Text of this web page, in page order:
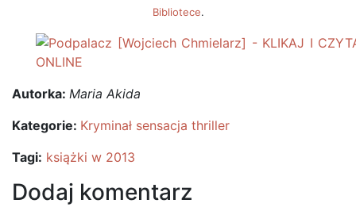
Bibliotece.
Autorka: Maria Akida
Kategorie: Kryminał sensacja thriller
Tagi: książki w 2013
Dodaj komentarz